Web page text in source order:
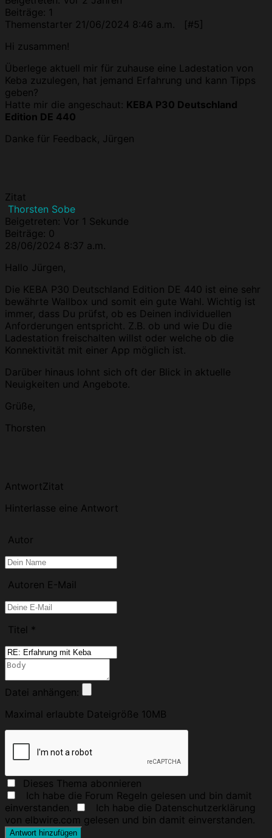
Beiträge: 1
Themenstarter 21/06/2024 8:46 a.m.
[#5]
Hi zusammen!
Überlege aktuell mir für zuhause eine Ladestation von
Keba zuzulegen, hat jemand Erfahrung und kann Tipps
geben?
Hatte mir die angeschaut: KEBA P30 Deutschland
Edition DE 440
Danke für Feedback, Jürgen
Zitat
Thorsten Sobe
Beigetreten: Vor 1 Sekunde
Beiträge: 0
28/06/2024 8:37 a.m.
Hallo Jürgen,
Die KEBA P30 Deutschland Edition DE 440 ist eine sehr
bewährte Wallbox und somit ein gute Wahl. Wichtig ist
immer, dass Du prüfst, ob es Deinen individuellen
Anforderungen entspricht. Z.B. ob und wie Du die
Ladestation freischalten willst oder welche ob die
Konnektivität mit einer App möglich ist.
Darüber hinaus lohnt sich oft der Blick in aktuelle
Neuigkeiten und Angebote.
Grüße,
Thorsten
Antwort Zitat
Hinterlasse eine Antwort
Autor
Autoren E-Mail
Titel *
Datei anhängen:
Maximal erlaubte Dateigröße 10MB
Dieses Thema abonnieren
Ich habe die Forum Regeln gelesen und bin damit
einverstanden.
Ich habe die Datenschutzerklärung
von elbwire.com gelesen und bin damit einverstanden.